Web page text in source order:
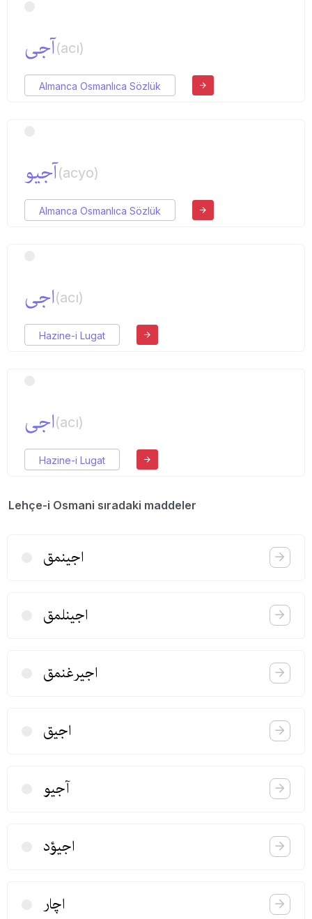
آجی(acı)
Almanca Osmanlıca Sözlük
آجیو(acyo)
Almanca Osmanlıca Sözlük
اجی(acı)
Hazine-i Lugat
اجی(acı)
Hazine-i Lugat
Lehçe-i Osmani sıradaki maddeler
اجینمق
اجینلمق
اجیرغنمق
اجیق
آجیو
اجیؤد
اچار